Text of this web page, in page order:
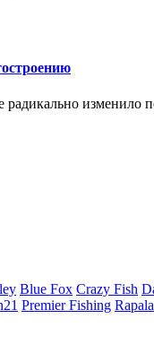
изменило
Blue Fox Crazy Fish
Premier Fishing Rapala